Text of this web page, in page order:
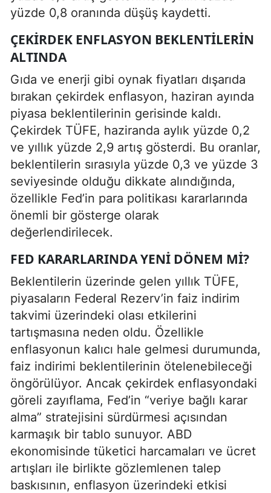
yüzde 0,8 oranında düşüş kaydetti.
ÇEKIRDEK ENFLASYON BEKLENTILERIN
ALTINDA
Gıda ve enerji gibi oynak fiyatları dışarıda
bırakan çekirdek enflasyon, haziran ayında
piyasa beklentilerinin gerisinde kaldı.
Çekirdek TÜFE, haziranda aylık yüzde 0,2
ve yıllık yüzde 2,9 artış gösterdi. Bu oranlar,
beklentilerin sırasıyla yüzde 0,3 ve yüzde 3
seviyesinde olduğu dikkate alındığında,
özellikle Fed’in para politikası kararlarında
önemli bir gösterge olarak
değerlendirilecek.
FED KARARLARINDA YENI DÖNEM MI?
Beklentilerin üzerinde gelen yıllık TÜFE,
piyasaların Federal Rezerv’in faiz indirim
takvimi üzerindeki olası etkilerini
tartışmasına neden oldu. Özellikle
enflasyonun kalıcı hale gelmesi durumunda,
faiz indirimi beklentilerinin ötelenebileceği
öngörülüyor. Ancak çekirdek enflasyondaki
göreli zayıflama, Fed’in “veriye bağlı karar
alma” stratejisini sürdürmesi açısından
karmaşık bir tablo sunuyor. ABD
ekonomisinde tüketici harcamaları ve ücret
artışları ile birlikte gözlemlenen talep
baskısının, enflasyon üzerindeki etkisi